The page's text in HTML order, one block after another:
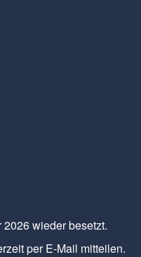
wieder besetzt.
per E-Mail mitteilen.